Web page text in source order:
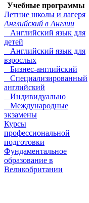
Учебные программы
Летние школы и лагеря
Английский в Англии
Английский язык для
детей
Английский язык для
взрослых
Бизнес-английский
Специализированный
английский
Индивидуально
Международные
экзамены
Курсы
профессиональной
подготовки
Фундаментальное
образование в
Великобритании